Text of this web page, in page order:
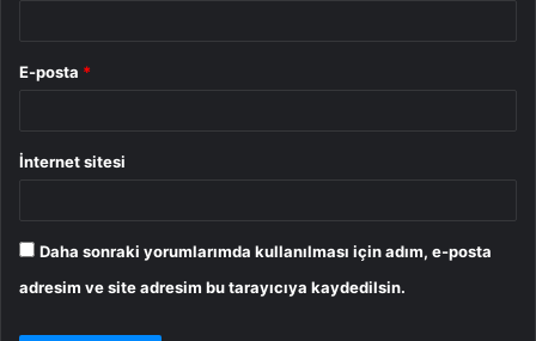
E-posta *
İnternet sitesi
Daha sonraki yorumlarımda kullanılması için adım, e-posta
adresim ve site adresim bu tarayıcıya kaydedilsin.